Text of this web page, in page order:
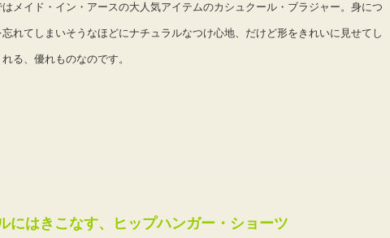
はメイド・イン・アースの大人気アイテムのカシュクール・ブラジャー。身につ
れてしまいそうなほどにナチュラルなつけ心地、だけど形をきれいに見せてし
る、優れものなのです。
にはきこなす、ヒップハンガー・ショーツ